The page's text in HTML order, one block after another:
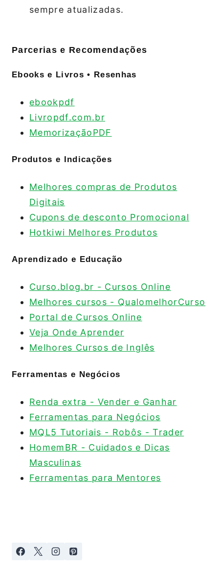
sempre atualizadas.
Parcerias e Recomendações
Ebooks e Livros • Resenhas
ebookpdf
Livropdf.com.br
MemorizaçãoPDF
Produtos e Indicações
Melhores compras de Produtos
Digitais
Cupons de desconto Promocional
Hotkiwi Melhores Produtos
Aprendizado e Educação
Curso.blog.br - Cursos Online
Melhores cursos - QualomelhorCurso
Portal de Cursos Online
Veja Onde Aprender
Melhores Cursos de Inglês
Ferramentas e Negócios
Renda extra - Vender e Ganhar
Ferramentas para Negócios
MQL5 Tutoriais - Robôs - Trader
HomemBR - Cuidados e Dicas
Masculinas
Ferramentas para Mentores